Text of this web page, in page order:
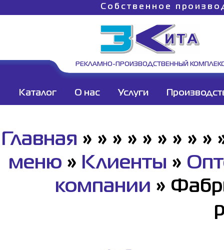
Собственное
РЕКЛАМНО-ПРОИЗВОДСТВЕННЫЙ
Каталог О нас Услуги
Главная » » » » » » » » »
меню » Клиенты »
компании »